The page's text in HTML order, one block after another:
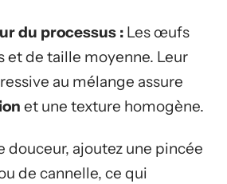
du processus : Les œufs
et de taille moyenne. Leur
au mélange assure
et une texture homogène.
douceur, ajoutez une pincée
de cannelle, ce qui